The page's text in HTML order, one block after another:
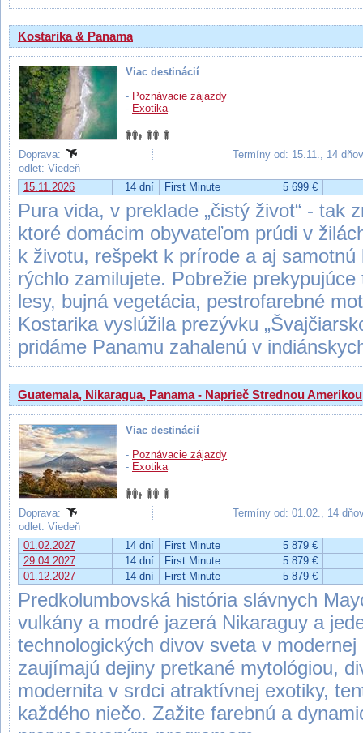
Kostarika & Panama
Viac destinácií
- Poznávacie zájazdy
- Exotika
Doprava:
Termíny od: 15.11., 14
odlet: Viedeň
15.11.2026
14 dní First Minute 5 699 €
Pura vida, v preklade „čistý život“ - tak
ktoré domácim obyvateľom prúdi v
k životu, rešpekt k prírode a aj
rýchlo zamilujete. Pobrežie
lesy, bujná vegetácia, pestrofarebné
Kostarika vyslúžila prezývku
pridáme Panamu zahalenú v
Guatemala, Nikaragua, Panama - Naprieč Strednou Amerikou
Viac destinácií
- Poznávacie zájazdy
- Exotika
Doprava:
Termíny od: 01.02., 14
odlet: Viedeň
01.02.2027
14 dní First Minute
5 879 €
29.04.2027
14 dní First Minute
5 879 €
01.12.2027
14 dní First Minute 5 879 €
Predkolumbovská história slávnych
vulkány a modré jazerá Nikaraguy a
technologických divov sveta v
zaujímajú dejiny pretkané mytológiou,
modernita v srdci atraktívnej exotiky,
každého niečo. Zažite farebnú a